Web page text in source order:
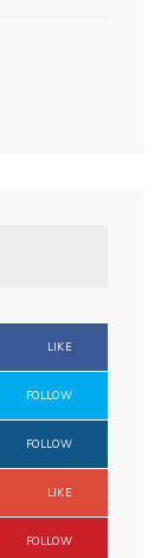
LIKE
FOLLOW
FOLLOW
LIKE
FOLLOW